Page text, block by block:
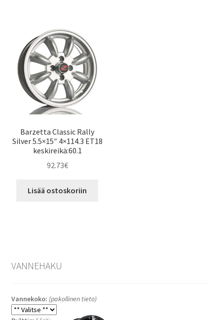
Barzetta Classic Rally
Silver 5.5×15″ 4×114.3 ET18
keskireikä:60.1
92.73€
Lisää ostoskoriin
VANNEHAKU
Vannekoko: (pakollinen tieto)